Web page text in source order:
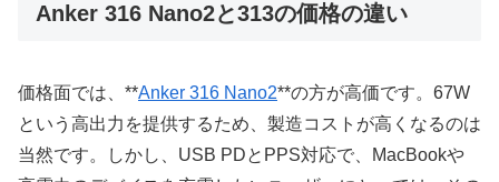
Anker 316 Nano2と313の価格の違い
価格面では、**Anker 316 Nano2**の方が高価です。67W
という高出力を提供するため、製造コストが高くなるのは
当然です。しかし、USB PDとPPS対応で、MacBookや